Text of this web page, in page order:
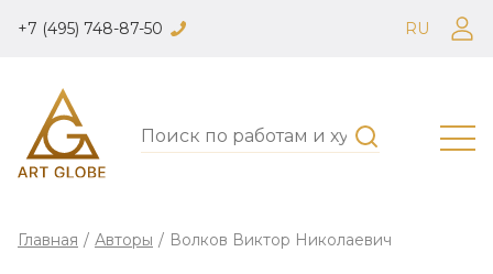
+7 (495) 748-87-50 RU
Главная / Авторы / Волков Виктор Николаевич